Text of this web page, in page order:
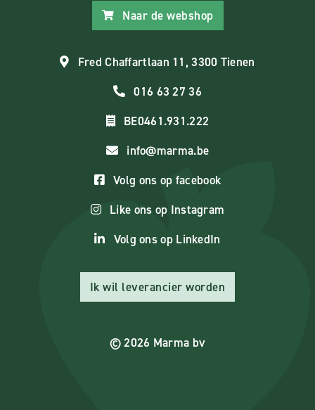
Naar de webshop
Fred Chaffartlaan 11, 3300 Tienen
016 63 27 36
BE0461.931.222
info@marma.be
Volg ons op facebook
Like ons op Instagram
Volg ons op LinkedIn
Ik wil leverancier worden
© 2026 Marma bv